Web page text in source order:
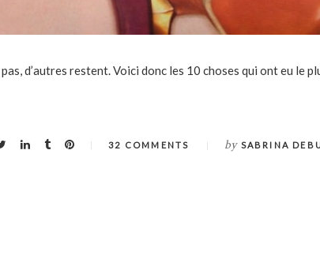
d’autres restent. Voici donc les 10 choses qui ont eu le
32 COMMENTS by SABRINA